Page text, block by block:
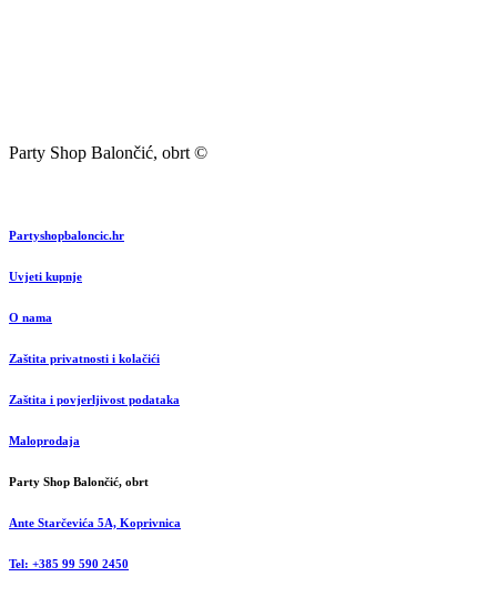
Party Shop Balončić, obrt ©
Partyshopbaloncic.hr
Uvjeti kupnje
O nama
Zaštita privatnosti i kolačići
Zaštita i povjerljivost podataka
Maloprodaja
Party Shop Balončić, obrt
Ante Starčevića 5A, Koprivnica
Tel: +385 99 590 2450